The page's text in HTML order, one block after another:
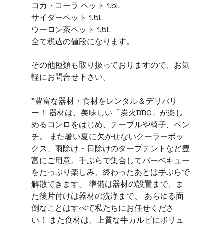
コカ・コーラ ペット 1.5L
サイダーペット 1.5L
ウーロン茶ペット 1.5L
全て税込の値段になります。
その他種類も取り扱っておりますので、お気
軽にお問合せ下さい。
"豊富な器材・食材をレンタル＆デリバリ
ー！ 器材は、美味しい「炭火BBQ」が楽し
めるコンロをはじめ、テーブルや椅子、ベン
チ。 また暑い夏に欠かせないクーラーボッ
クス、雨除け・日除けのタープテントなど豊
富にご用意。手ぶらで集合してバーベキュー
をたっぷり楽しみ、終わったあとは手ぶらで
解散できます。 準備は器材の設置まで、ま
た後片付けは器材の洗浄まで、 あらゆる面
倒なことはすべて私たちにお任せくださ
い！ また食材は、上質な牛カルビにボリュ